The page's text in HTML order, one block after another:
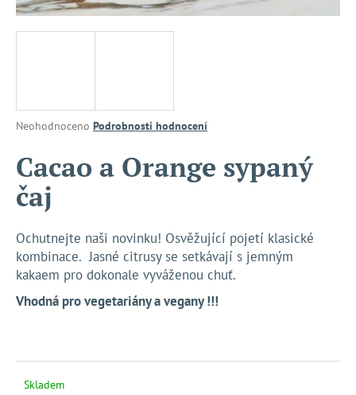
Průměrné
produktu
je
0,0
z
hvězdiček.
Neohodnoceno Podrobnosti hodnocení
Cacao a Orange sypaný
čaj
Ochutnejte naši novinku! Osvěžující pojetí klasické
kombinace. Jasné citrusy se setkávají s jemným
kakaem pro dokonale vyváženou chuť.
Vhodná pro vegetariány a vegany !!!
Skladem
a
?
D
o
o
č
u